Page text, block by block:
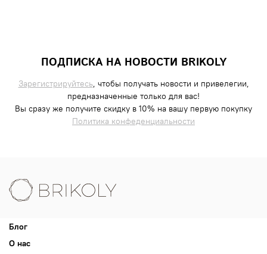
ПОДПИСКА НА НОВОСТИ BRIKOLY
Зарегистрируйтесь, чтобы получать новости и привелегии,
предназначенные только для вас!
Вы сразу же получите скидку в 10% на вашу первую покупку
Политика конфеденциальности
Блог
О нас